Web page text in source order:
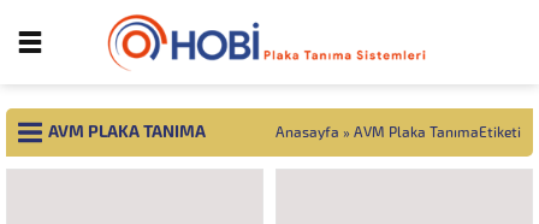
AVM PLAKA TANIMA Anasayfa » AVM Plaka TanımaEtiketi